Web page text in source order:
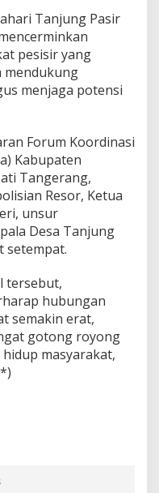
Tanjung Pasir
pesisir yang
mendukung
menjaga potensi
Forum Koordinasi
Kabupaten
Tangerang,
Resor, Ketua
unsur
Desa Tanjung
setempat.
tersebut,
hubungan
semakin erat,
gotong royong
masyarakat,